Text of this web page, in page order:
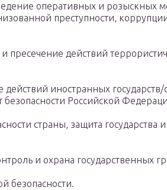
оперативных и розыскных
преступности,
пресечение действий
действий иностранных
Российской
страны, защита государства
и охрана государственных
безопасности.